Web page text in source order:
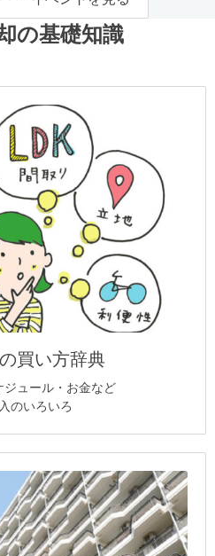
の基礎知識
買い方辞典
ジュール・お金など
のいろいろ